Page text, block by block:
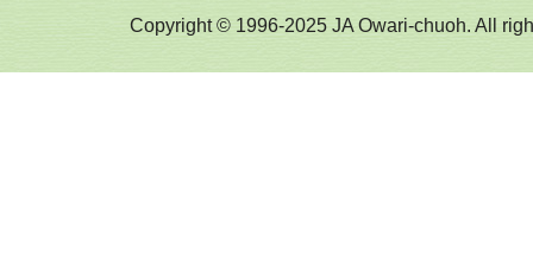
Copyright © 1996-2025 JA Owari-chuoh. All